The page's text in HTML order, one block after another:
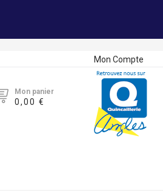
Mon Compte
Mon panier
0,00 €